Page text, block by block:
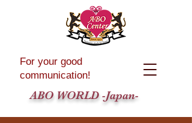
For your good
communication!
ABO WORLD -Japan-